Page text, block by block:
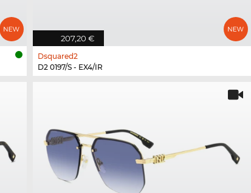
207,20 €
Dsquared2
D2 0197/S - EX4/IR